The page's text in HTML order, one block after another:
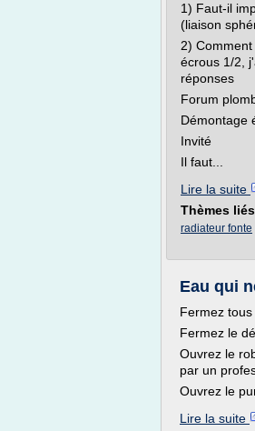
1) Faut-il
(liaison
2)
écrous 1/2,
réponses
Forum
Démontage
Invité
Il faut...
Lire la suite
Thèmes
radiateur fonte
Eau qui
Fermez
Fermez le
Ouvrez le
par un
Ouvrez le
Lire la suite